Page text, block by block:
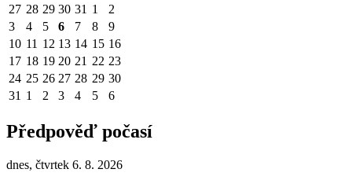
27 28 29 30 31 1
2
3
4 5 6 7 8
9
10 11 12 13 14 15 16
17 18 19 20 21 22 23
24 25 26 27 28 29 30
31 1 2 3 4 5 6
Předpověď počasí
dnes, čtvrtek 6. 8. 2026